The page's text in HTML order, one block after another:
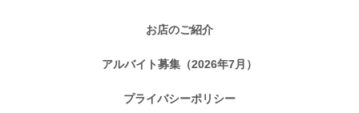
お店のご紹介
アルバイト募集（2026年7月）
プライバシーポリシー